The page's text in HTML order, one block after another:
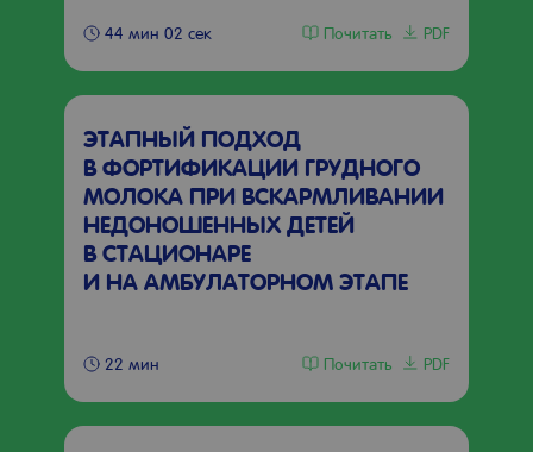
44 мин 02 сек Почитать PDF
ЭТАПНЫЙ ПОДХОД
В ФОРТИФИКАЦИИ ГРУДНОГО
МОЛОКА ПРИ ВСКАРМЛИВАНИИ
НЕДОНОШЕННЫХ ДЕТЕЙ
В СТАЦИОНАРЕ
И НА АМБУЛАТОРНОМ ЭТАПЕ
22 мин Почитать PDF